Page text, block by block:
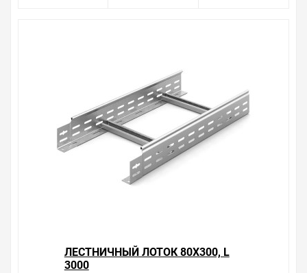
ЛЕСТНИЧНЫЙ ЛОТОК 80Х300, L
3000